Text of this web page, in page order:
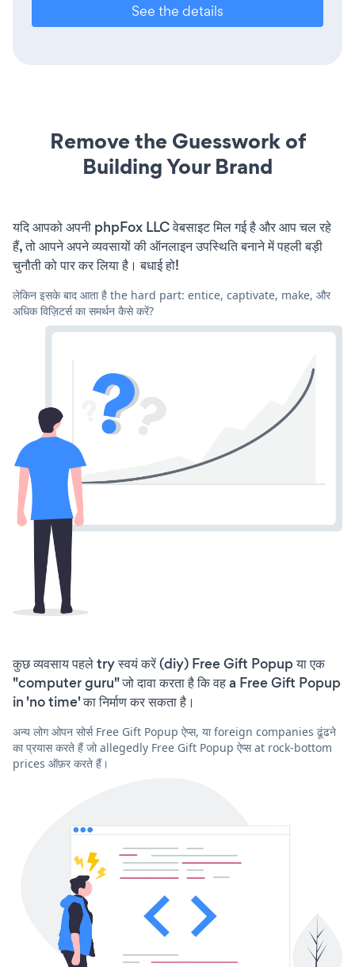
See the details
Remove the Guesswork of
Building Your Brand
यदि आपको अपनी phpFox LLC वेबसाइट मिल गई है और आप चल रहे
हैं, तो आपने अपने व्यवसायों की ऑनलाइन उपस्थिति बनाने में पहली बड़ी
चुनौती को पार कर लिया है। बधाई हो!
लेकिन इसके बाद आता है the hard part: entice, captivate, make, और
अधिक विज़िटर्स का समर्थन कैसे करें?
कुछ व्यवसाय पहले try स्वयं करें (diy) Free Gift Popup या एक
"computer guru" जो दावा करता है कि वह a Free Gift Popup
in 'no time' का निर्माण कर सकता है।
अन्य लोग ओपन सोर्स Free Gift Popup ऐप्स, या foreign companies ढूंढने
का प्रयास करते हैं जो allegedly Free Gift Popup ऐप्स at rock-bottom
prices ऑफ़र करते हैं।